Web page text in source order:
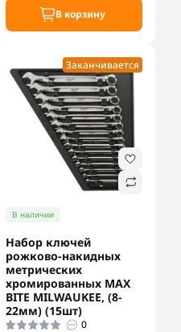
В корзину
Заканчивается
В наличии
Набор ключей
рожково-накидных
метрических
хромированных MAX
BITE MILWAUKEE, (8-
22мм) (15шт)
0